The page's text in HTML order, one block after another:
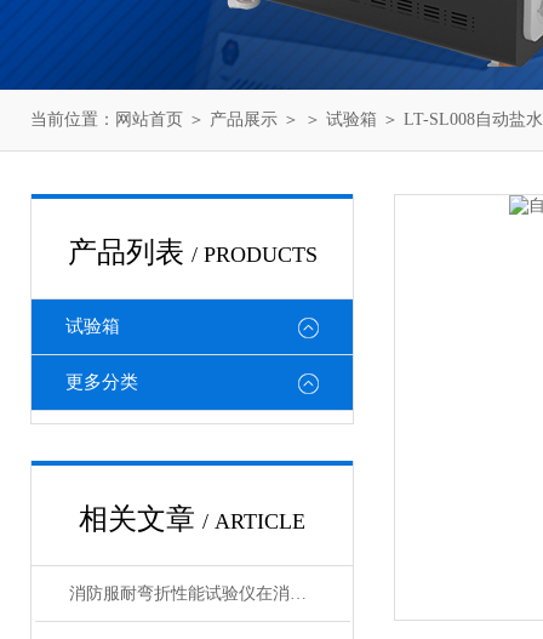
当前位置： 网站首页 ＞ 产品展示 ＞ ＞ 试验箱 ＞ LT-SL008自动盐
产品列表 / PRODUCTS
试验箱
更多分类
相关文章 / ARTICLE
消防服耐弯折性能试验仪在消防服热防护性能衰减评估中的应用